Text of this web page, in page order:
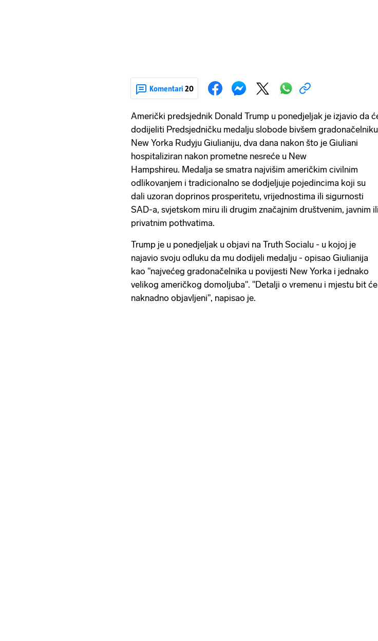
Komentari 20
Američki predsjednik Donald Trump u ponedjeljak je izjavio da
dodijeliti Predsjedničku medalju slobode bivšem gradonačelniku
New Yorka Rudyju Giulianiju, dva dana nakon što je Giuliani
hospitaliziran nakon prometne nesreće u New
Hampshireu. Medalja se smatra najvišim američkim civilnim
odlikovanjem i tradicionalno se dodjeljuje pojedincima koji su
dali uzoran doprinos prosperitetu, vrijednostima ili sigurnosti
SAD-a, svjetskom miru ili drugim značajnim društvenim, javnim ili
privatnim pothvatima.
Trump je u ponedjeljak u objavi na Truth Socialu - u kojoj je
najavio svoju odluku da mu dodijeli medalju - opisao Giulianija
kao "najvećeg gradonačelnika u povijesti New Yorka i jednako
velikog američkog domoljuba". "Detalji o vremenu i mjestu bit će
naknadno objavljeni", napisao je.